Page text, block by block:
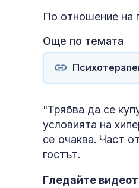
По отношение на
Още по темата
"Трябва да се
условията на
се очаква. Част
гостът.
Гледайте